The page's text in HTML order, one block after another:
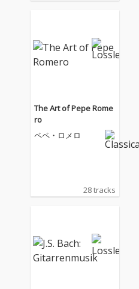
The Art of Pepe Rome
ro
ペペ・ロメロ
28 tracks